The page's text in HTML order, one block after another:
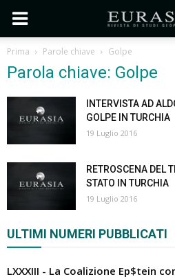
Prima Parole chiave Golpe
Parola chiave: Golpe
INTERVISTA AD
GOLPE IN TURCHIA
19 Luglio 2016
RETROSCENA DEL
STATO IN TURCHIA
19 Luglio 2016
ULTIMI NUMERI PUBBLICATI
LXXXIII - La Coalizione Ep$tein